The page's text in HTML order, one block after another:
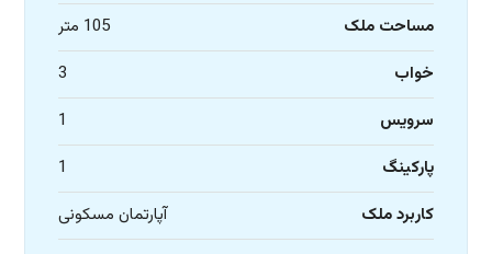
مساحت ملک
105 متر
خواب
3
سرویس
1
پارکینگ
1
کاربرد ملک
آپارتمان مسکونی